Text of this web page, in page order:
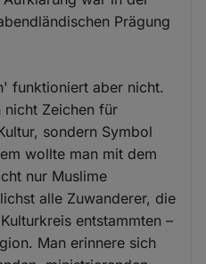
Prägung
funktioniert aber nicht.
nicht Zeichen für
sondern Symbol
wollte man mit dem
nur Muslime
alle Zuwanderer, die
entstammten –
Man erinnere sich